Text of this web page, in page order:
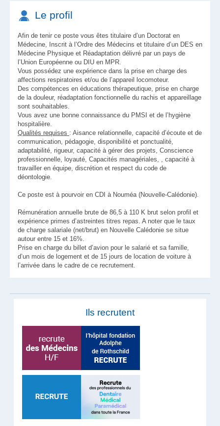
Le profil
Afin de tenir ce poste vous êtes titulaire d’un Doctorat en
Médecine, Inscrit à l’Ordre des Médecins et titulaire d’un DES en
Médecine Physique et Réadaptation délivré par un pays de
l’Union Européenne ou DIU en MPR.
Vous possédez une expérience dans la prise en charge des
affections respiratoires et/ou de l’appareil locomoteur.
Des compétences en éducations thérapeutique, prise en charge
de la douleur, réadaptation fonctionnelle du rachis et appareillage
sont souhaitables.
Vous avez une bonne connaissance du PMSI et de l’hygiène
hospitalière.
Qualités requises : Aisance relationnelle, capacité d’écoute et de
communication, pédagogie, disponibilité et ponctualité,
adaptabilité, rigueur, capacité à gérer des projets, Conscience
professionnelle, loyauté, Capacités managériales, , capacité à
travailler en équipe, discrétion et respect du code de
déontologie.
Ce poste est à pourvoir en CDI à Nouméa (Nouvelle-Calédonie).
Rémunération annuelle brute de 86,5 à 110 K brut selon profil et
expérience primes d’astreintes titres repas. A noter que le taux
de charge salariale (net/brut) en Nouvelle Calédonie se situe
autour entre 15 et 16%.
Prise en charge du billet d’avion pour le salarié et sa famille,
d’un mois de logement et de 15 jours de location de voiture à
l’arrivée dans le cadre de ce recrutement.
Ils recrutent